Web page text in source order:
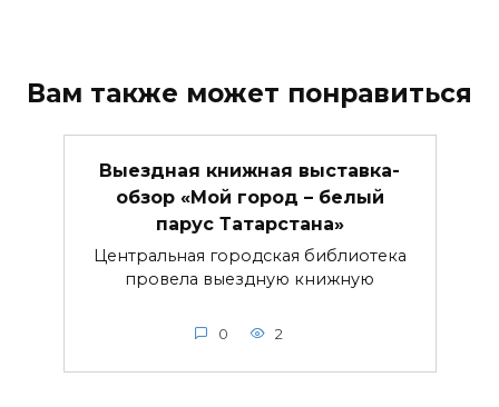
Вам также может понравиться
Выездная книжная выставка-
обзор «Мой город – белый
парус Татарстана»
Центральная городская библиотека
провела выездную книжную
0 2